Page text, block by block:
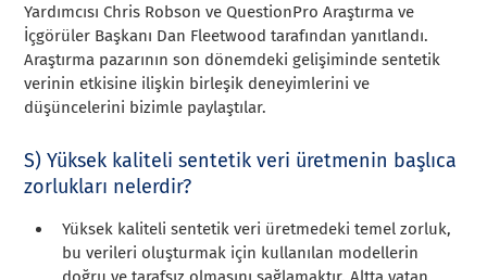
Yardımcısı Chris Robson ve QuestionPro Araştırma ve
İçgörüler Başkanı Dan Fleetwood tarafından yanıtlandı.
Araştırma pazarının son dönemdeki gelişiminde sentetik
verinin etkisine ilişkin birleşik deneyimlerini ve
düşüncelerini bizimle paylaştılar.
S) Yüksek kaliteli sentetik veri üretmenin başlıca
zorlukları nelerdir?
Yüksek kaliteli sentetik veri üretmedeki temel zorluk,
bu verileri oluşturmak için kullanılan modellerin